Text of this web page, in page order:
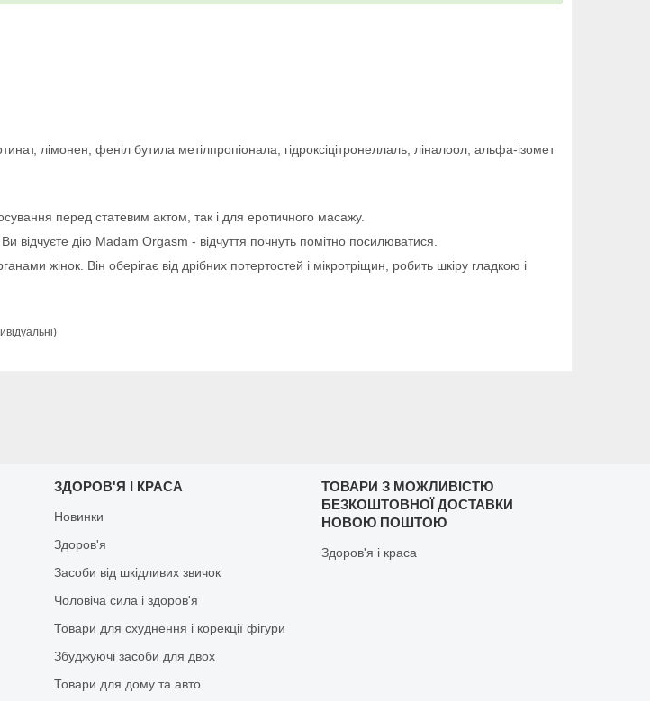
лімонен, феніл бутила метілпропіонала, гідроксіцітронеллаль, ліналоол, альфа-ізомет
перед статевим актом, так і для еротичного масажу.
відчуєте дію Madam Orgasm - відчуття почнуть помітно посилюватися.
жінок. Він оберігає від дрібних потертостей і мікротріщин, робить шкіру гладкою і
ЗДОРОВ'Я І КРАСА
Новинки
Здоров'я
Засоби від шкідливих звичок
Чоловіча сила і здоров'я
Товари для схуднення і корекції фігури
Збуджуючі засоби для двох
Товари для дому та авто
ТОВАРИ З МОЖЛИВІСТЮ
БЕЗКОШТОВНОЇ ДОСТАВКИ
НОВОЮ ПОШТОЮ
Здоров'я і краса